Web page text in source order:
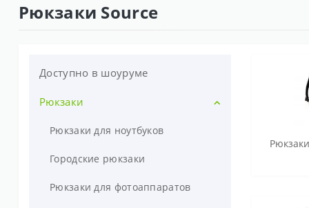
Рюкзаки Source
Доступно в шоуруме
Рюкзаки
Рюкзаки для ноутбуков
Городские рюкзаки
Рюкзаки для фотоаппаратов